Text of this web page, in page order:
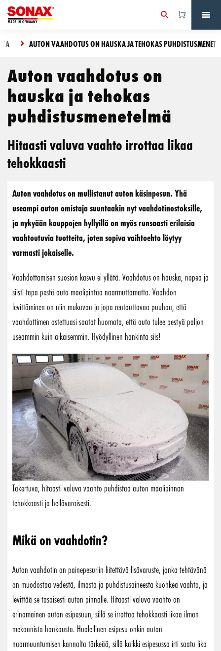
AUTON VAAHDOTUS ON HAUSKA JA TEHOKAS
Auton vaahdotus on
hauska ja tehokas
puhdistusmenetelmä
Hitaasti valuva vaahto irrottaa likaa
tehokkaasti
Auton vaahdotus on mullistanut auton käsinpesun. Yhä
useampi auton omistaja suuntaakin nyt vaahdotinostoksille,
ja nykyään kauppojen hyllyillä on myös runsaasti erilaisia
vaahtoutuvia tuotteita, joten sopiva vaihtoehto löytyy
varmasti jokaiselle.
Vaahdottamisen suosion kasvu ei yllätä. Vaahdotus on hauska, nopea ja
siisti tapa pestä auto maalipintaa naarmuttamatta. Vaahdon
levittäminen on niin mukavaa ja jopa rentouttavaa puuhaa, että
vaahdottimen ostettuasi saatat huomata, että auto tulee pestyä paljon
useammin kuin aikaisemmin. Hyödyllinen hankinta siis!
Takertuva, hitaasti valuva vaahto puhdistaa auton maalipinnan
tehokkaasti ja hellävaraisesti.
Mikä on vaahdotin?
Auton vaahdotin on painepesuriin liitettävä lisävaruste, jonka tehtävänä
on muodostaa vedestä, ilmasta ja puhdistusaineesta kuohkea vaahto, ja
levittää se tasaisesti auton pinnalle. Hitaasti valuva vaahto on
erinomainen auton esipesuun, sillä se irrottaa tehokkaasti likaa ilman
mekaanista hankausta. Huolellinen esipesu onkin auton
naarmuuntumisen kannalta tärkeää, sillä kaikki esipesussa irti saatu lika